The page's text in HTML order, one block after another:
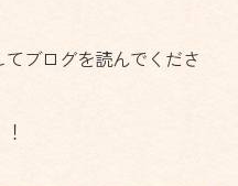
ブログを読んでくださ